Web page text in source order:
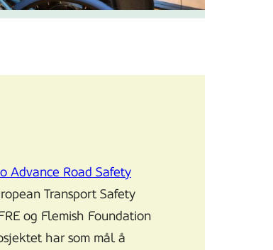
Advance Road Safety
Transport Safety
og Flemish Foundation
har som mål å